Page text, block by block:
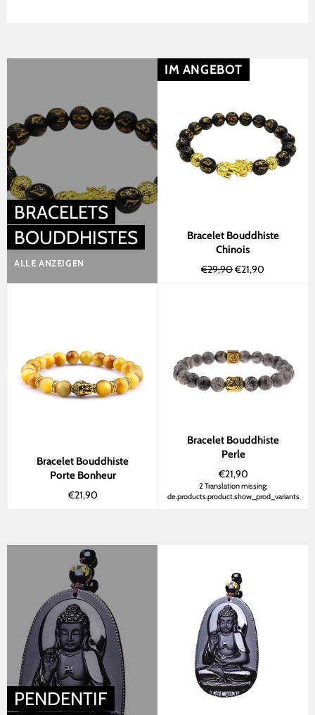
BRACELETS
BOUDDHISTES
ALLE ANZEIGEN
Bracelet Bouddhiste
Chinois
Normaler
€29,90Sonderpreis
€21,90
IM ANGEBOT
Bracelet Bouddhiste
Porte Bonheur
Normaler
€21,90
Bracelet Bouddhiste
Perle
Normaler
Preis
€21,90
2 Translation missing:
de.products.product.show_prod_variants
PENDENTIF